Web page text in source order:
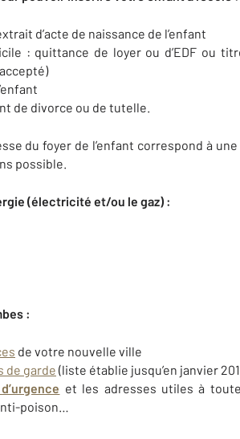
d’acte de naissance de l’enfant
: quittance de loyer ou d’EDF ou
de divorce ou de tutelle.
du foyer de l’enfant correspond à
possible.
(électricité et/ou le gaz) :
:
de votre nouvelle ville
de garde (liste établie jusqu’en janvier
et les adresses utiles à
poison…